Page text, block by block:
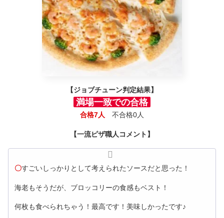
【ジョブチューン判定結果】
満場一致での合格
合格7人 不合格0人
【一流ピザ職人コメント】
〇すごいしっかりとして考えられたソースだと思った！
海老もそうだが、ブロッコリーの食感もベスト！
何枚も食べられちゃう！最高です！美味しかったです♪